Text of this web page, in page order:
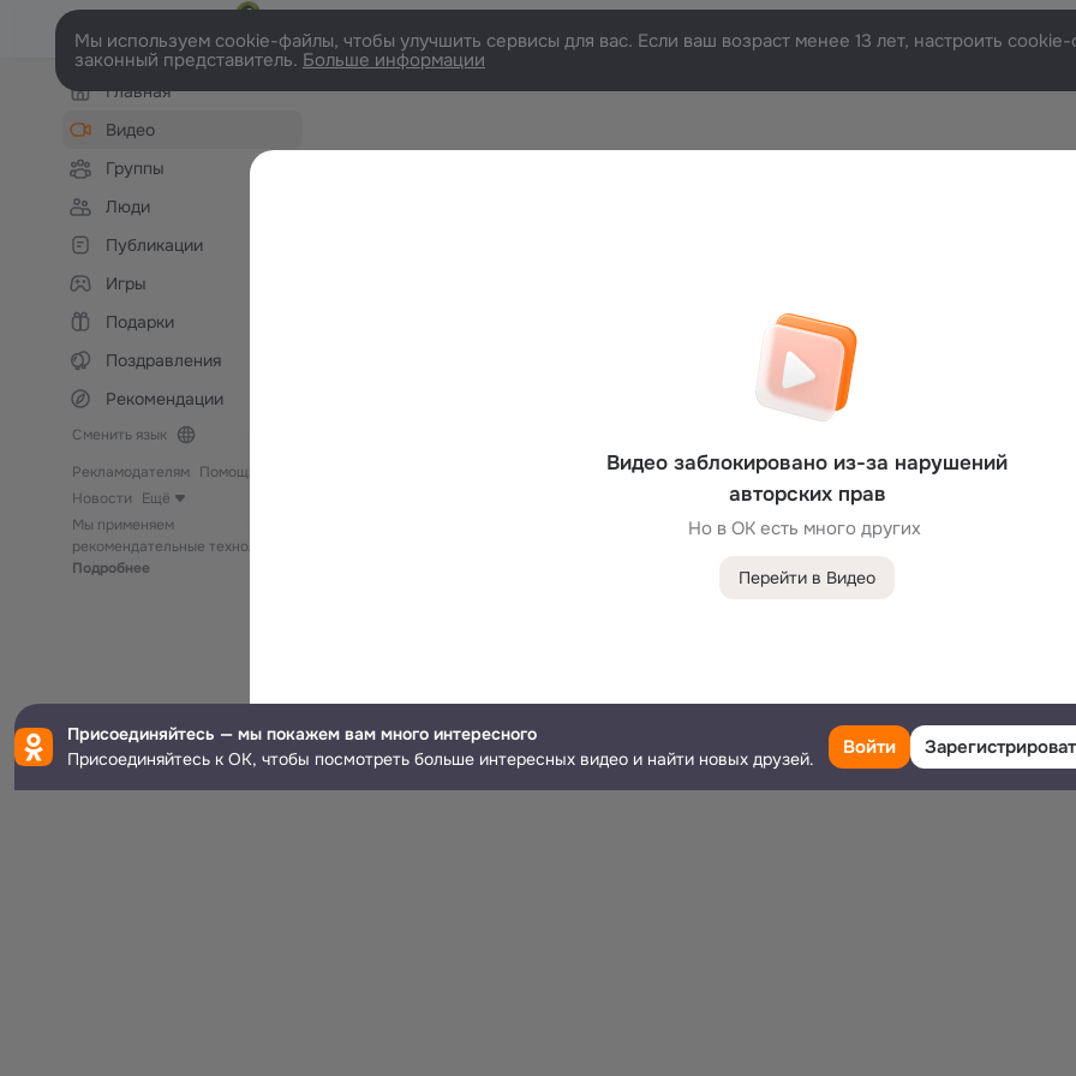
Видео заблокировано из-за нарушений
авторских прав
Но в ОК есть много других
Перейти в Видео
Мы используем cookie-файлы, чтобы улучшить сервисы для вас. Если ваш возраст менее 13 лет, настроить
законный представитель. Больше информации
Левая
колонкаГлавная
Видео
Группы
Люди
Публикации
Игры
Подарки
Поздравления
Рекомендации
Сменить язык
Рекламодателям Помощь
Новости
Ещё
Мы применяем
рекомендательные технологии
Подробнее
Присоединяйтесь — мы покажем вам много интересного
Присоединяйтесь к ОК, чтобы посмотреть больше интересных видео и найти новых друзей.
Войти